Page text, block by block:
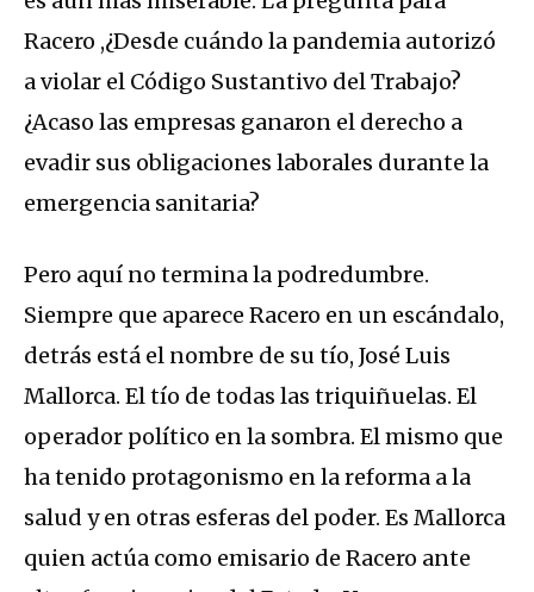
Racero ,¿Desde cuándo la pandemia autorizó
a violar el Código Sustantivo del Trabajo?
¿Acaso las empresas ganaron el derecho a
evadir sus obligaciones laborales durante la
emergencia sanitaria?
Pero aquí no termina la podredumbre.
Siempre que aparece Racero en un escándalo,
detrás está el nombre de su tío, José Luis
Mallorca. El tío de todas las triquiñuelas. El
operador político en la sombra. El mismo que
ha tenido protagonismo en la reforma a la
salud y en otras esferas del poder. Es Mallorca
quien actúa como emisario de Racero ante